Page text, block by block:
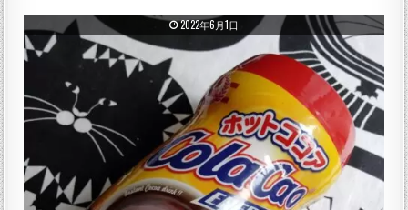
PUBLISHED DATE:
2022年6月1日